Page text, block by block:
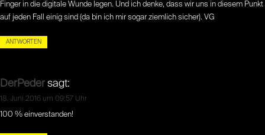
Finger in die digitale Wunde legen. Und ich denke, dass wir uns in diesem Punkt
auf jeden Fall einig sind (da bin ich mir sogar ziemlich sicher). VG
ANTWORTEN
DerPeder sagt:
18. Juni 2016 um 09:57 Uhr
100 % einverstanden!